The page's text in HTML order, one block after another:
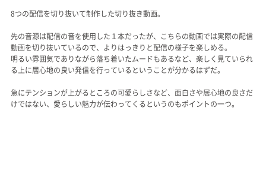
8つの配信を切り抜いて制作した切り抜き動画。
先の音源は配信の音を使用した１本だったが、こちらの動画では実際の配信
動画を切り抜いているので、よりはっきりと配信の様子を楽しめる。
明るい雰囲気でありながら落ち着いたムードもあるなど、楽しく見ていられ
る上に居心地の良い発信を行っているということが分かるはずだ。
急にテンションが上がるところの可愛らしさなど、面白さや居心地の良さだ
けではない、愛らしい魅力が伝わってくるというのもポイントの一つ。